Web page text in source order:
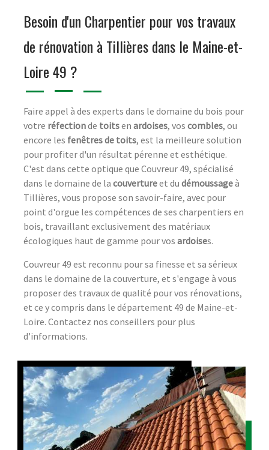
Besoin d'un Charpentier pour vos travaux
de rénovation à Tillières dans le Maine-et-
Loire 49 ?
Faire appel à des experts dans le domaine du bois pour
votre réfectionde toitsen ardoises, vos combles, ou
encore les fenêtres de toits, est la meilleure solution
pour profiter d'un résultat pérenne et esthétique.
C'est dans cette optique que Couvreur 49, spécialisé
dans le domaine de la couvertureet du démoussageà
Tillières, vous propose son savoir-faire, avec pour
point d'orgue les compétences de ses charpentiers en
bois, travaillant exclusivement des matériaux
écologiques haut de gamme pour vos ardoises.
Couvreur 49 est reconnu pour sa finesse et sa sérieux
dans le domaine de la couverture, et s'engage à vous
proposer des travaux de qualité pour vos rénovations,
et ce y compris dans le département 49 de Maine-et-
Loire. Contactez nos conseillers pour plus
d'informations.